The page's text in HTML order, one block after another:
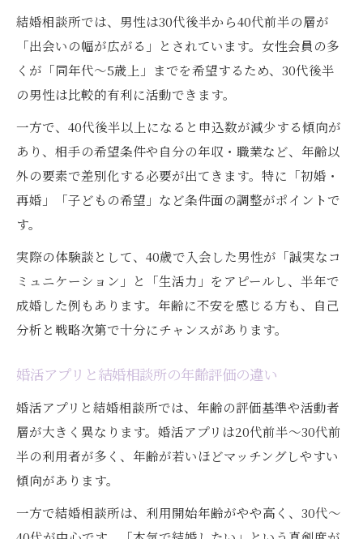
結婚相談所では、男性は30代後半から40代前半の層が
「出会いの幅が広がる」とされています。女性会員の多
くが「同年代〜5歳上」までを希望するため、30代後半
の男性は比較的有利に活動できます。
一方で、40代後半以上になると申込数が減少する傾向が
あり、相手の希望条件や自分の年収・職業など、年齢以
外の要素で差別化する必要が出てきます。特に「初婚・
再婚」「子どもの希望」など条件面の調整がポイントで
す。
実際の体験談として、40歳で入会した男性が「誠実なコ
ミュニケーション」と「生活力」をアピールし、半年で
成婚した例もあります。年齢に不安を感じる方も、自己
分析と戦略次第で十分にチャンスがあります。
婚活アプリと結婚相談所の年齢評価の違い
婚活アプリと結婚相談所では、年齢の評価基準や活動者
層が大きく異なります。婚活アプリは20代前半〜30代前
半の利用者が多く、年齢が若いほどマッチングしやすい
傾向があります。
一方で結婚相談所は、利用開始年齢がやや高く、30代〜